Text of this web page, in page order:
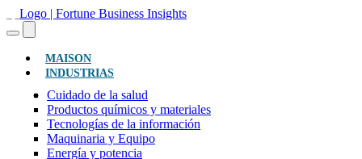
MAISON(ACTUAL)
INDUSTRIAS
Cuidado de la salud
Productos químicos y materiales
Tecnologías de la información
Maquinaria y Equipo
Energía y potencia